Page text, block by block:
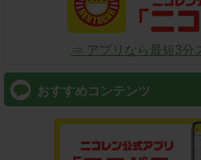
⇒ アプリなら最短3分
おすすめコンテンツ